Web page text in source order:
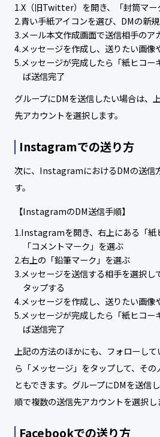
X（旧Twitter）を開き、「封筒マー
青い手紙アイコンを選び、DMの新
メール本文作成画面で送信相手のア
メッセージを作成し、送りたい画像
メッセージが完成したら「紙ヒコ
ば送信完了
グループにDMを送信したい場合は、
先アカウントを選択します。
Instagramでの送り方
次に、InstagramにおけるDMの送信
す。
【InstagramのDM送信手順】
Instagramを開き、右上にある「紙
「コメントマーク」を選ぶ
右上の「鉛筆マーク」を選ぶ
メッセージを送信する相手を選択し
タップする
メッセージを作成し、送りたい画像
メッセージが完成したら「紙ヒコ
ば送信完了
上記の方法のほかにも、フォローし
ら「メッセージ」をタップして、そ
ともできます。グループにDMを送信
順で複数の送信先アカウントを選択し
Facebookでの送り方